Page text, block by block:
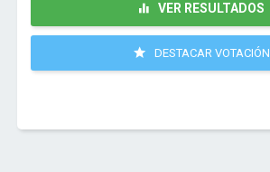
VER RESULTADOS
DESTACAR VOTACIÓN